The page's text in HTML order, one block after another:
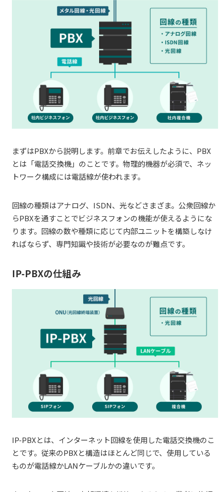
まずはPBXから説明します。前章でお伝えしたように、PBX
とは「電話交換機」のことです。物理的機器が必須で、ネッ
トワーク構成には電話線が使われます。
回線の種類はアナログ、ISDN、光などさまざま。公衆回線か
らPBXを通すことでビジネスフォンの機能が使えるようにな
ります。回線の数や種類に応じて内部ユニットを構築しなけ
ればならず、専門知識や技術が必要なのが難点です。
IP-PBXの仕組み
IP-PBXとは、インターネット回線を使用した電話交換機のこ
とです。従来のPBXと構造はほとんど同じで、使用している
ものが電話線かLANケーブルかの違いです。